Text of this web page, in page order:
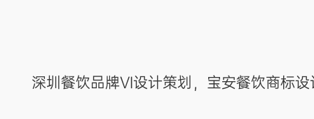
深圳餐饮品牌VI设计策划，宝安餐饮商标